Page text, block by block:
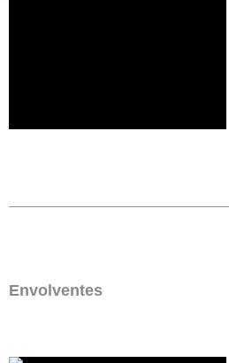
Envolventes